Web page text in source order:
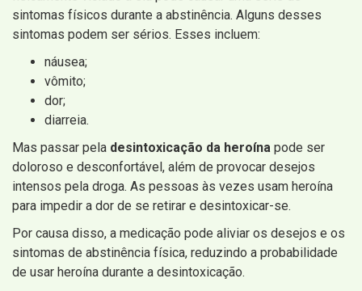
sintomas físicos durante a abstinência. Alguns desses
sintomas podem ser sérios. Esses incluem:
náusea;
vômito;
dor;
diarreia.
Mas passar pela desintoxicação da heroína pode ser
doloroso e desconfortável, além de provocar desejos
intensos pela droga. As pessoas às vezes usam heroína
para impedir a dor de se retirar e desintoxicar-se.
Por causa disso, a medicação pode aliviar os desejos e os
sintomas de abstinência física, reduzindo a probabilidade
de usar heroína durante a desintoxicação.